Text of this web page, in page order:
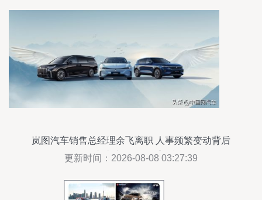
岚图汽车销售总经理余飞离职 人事频繁变动背后
的“内忧”与销售双重挑战
更新时间：2026-08-08 03:27:39